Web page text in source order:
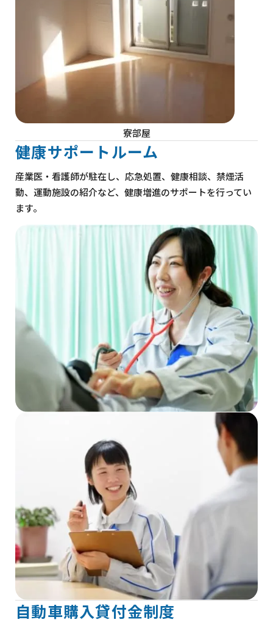
寮部屋
健康サポートルーム
産業医・看護師が駐在し、応急処置、健康相談、禁煙活
動、運動施設の紹介など、健康増進のサポートを行ってい
ます。
自動車購入貸付金制度